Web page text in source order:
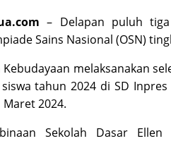
– Delapan puluh
Sains Nasional (OSN)
melaksanakan
tahun 2024 di SD
2024.
Sekolah Dasar